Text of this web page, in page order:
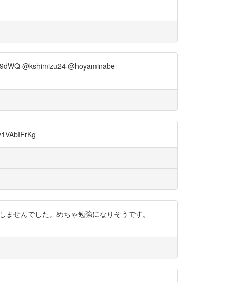
@kshimizu24 @hoyaminabe
せんでした。めちゃ勉強になりそうです。